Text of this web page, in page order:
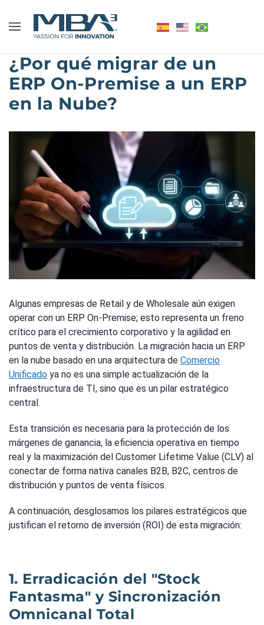
¿Por qué migrar de un
ERP On-Premise a un ERP
en la Nube?
Algunas empresas de Retail y de Wholesale aún exigen
operar con un ERP On-Premise; esto representa un freno
crítico para el crecimiento corporativo y la agilidad en
puntos de venta y distribución. La migración hacia un ERP
en la nube basado en una arquitectura de Comercio
Unificado ya no es una simple actualización de la
infraestructura de TI, sino que es un pilar estratégico
central.
Esta transición es necesaria para la protección de los
márgenes de ganancia, la eficiencia operativa en tiempo
real y la maximización del Customer Lifetime Value (CLV) al
conectar de forma nativa canales B2B, B2C, centros de
distribución y puntos de venta físicos.
A continuación, desglosamos los pilares estratégicos que
justifican el retorno de inversión (ROI) de esta migración:
1. Erradicación del "Stock
Fantasma" y Sincronización
Omnicanal Total